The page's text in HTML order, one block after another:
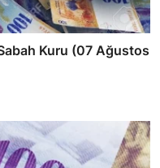
Kuru (07 Ağustos